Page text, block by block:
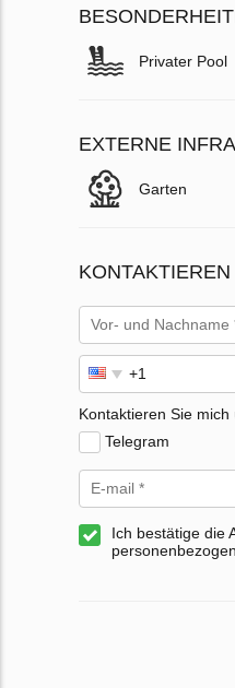
Privater Pool
EXTERNE
Garten
Kontaktieren Sie mich
Telegram
Ich bestätige die